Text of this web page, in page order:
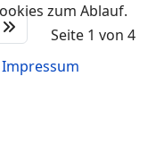
Seite 1 von 4
zum Ablauf.
Impressum